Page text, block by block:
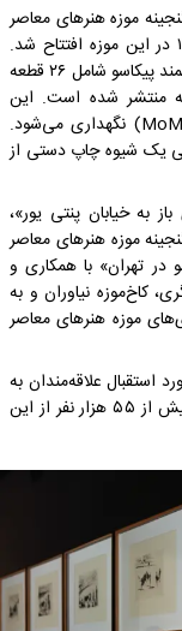
گنجینه موزه هنرهای معاصر
تهران با عنوان «پیکاسو در تهران» ۲۱ اسفندماه ۱۴۰۳ در این موزه افتتاح شد.
مجموعه «تروماکیا» یا «هنر گاوبازی» یکی از آثار ارزشمند پیکاسو شامل ۲۶ قطعه
که در قالب پورتفولیو با ۲۶۱ نسخه منتشر شده است. این
مجموعه در موزه‌های بزرگ جهان، از جمله موما (MoMA) نگهداری می‌شود.
یک شیوه‌ چاپ دستی از
به خیابان پنتی یور»،
۱، ۳، ۴» پیکاسو از گنجینه موزه هنرهای معاصر
در تهران» با همکاری و
کاخ‌موزه نیاوران و به‌
موزه هنرهای معاصر
استقبال علاقه‌مندان به
هنر و هنرمندان قرار گرفته است و در مدت ۱۸ روز بیش از ۵۵ هزار نفر از این